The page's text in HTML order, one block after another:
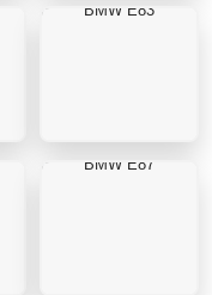
BMW E83
BMW E87